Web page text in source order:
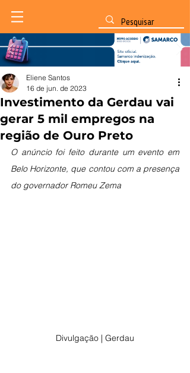
Investimento da Gerdau vai
gerar 5 mil empregos na
região de Ouro Preto
Eliene Santos
16 de jun. de 2023
O anúncio foi feito durante um evento em
Belo Horizonte, que contou com a presença
do governador Romeu Zema
Divulgação | Gerdau